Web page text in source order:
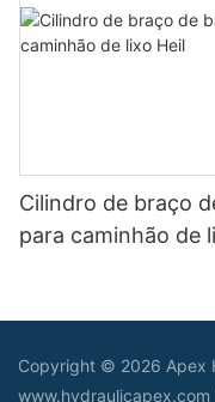
Cilindro de braço
para caminhão de
Copyright © 2026 Apex
www.hydraulicapex.com